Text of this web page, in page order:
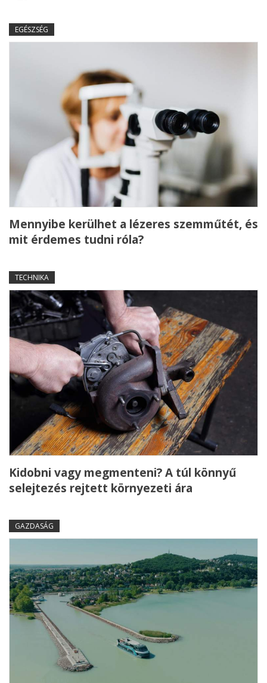
EGÉSZSÉG
Mennyibe kerülhet a lézeres szemműtét, és
mit érdemes tudni róla?
TECHNIKA
Kidobni vagy megmenteni? A túl könnyű
selejtezés rejtett környezeti ára
GAZDASÁG